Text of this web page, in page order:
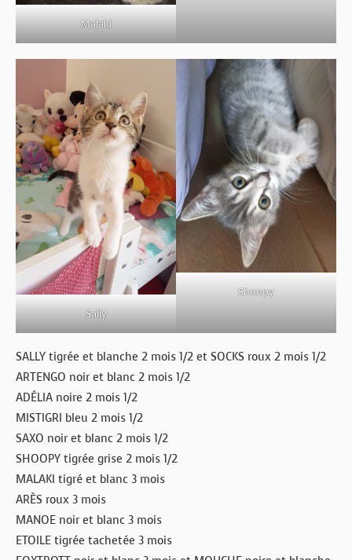
Malaki
Sally
Shoopy
SALLY tigrée et blanche 2 mois 1/2 et SOCKS roux 2 mois 1/2
ARTENGO noir et blanc 2 mois 1/2
ADÉLIA noire 2 mois 1/2
MISTIGRI bleu 2 mois 1/2
SAXO noir et blanc 2 mois 1/2
SHOOPY tigrée grise 2 mois 1/2
MALAKI tigré et blanc 3 mois
ARÈS roux 3 mois
MANOE noir et blanc 3 mois
ETOILE tigrée tachetée 3 mois